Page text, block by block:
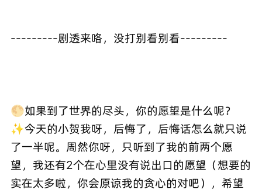
---------剧透来咯，没打别看别看---------
🌕如果到了世界的尽头，你的愿望是什么呢？
✨今天的小贺我呀，后悔了，后悔话怎么就只说
了一半呢。周然你呀，只听到了我的前两个愿
望，我还有2个在心里没有说出口的愿望（想要的
实在太多啦，你会原谅我的贪心的对吧），希望